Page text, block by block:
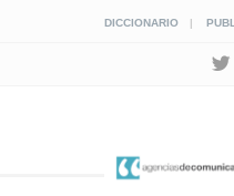
DICCIONARIO